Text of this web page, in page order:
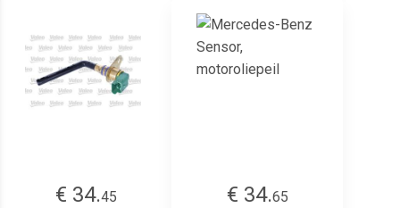
€ 34.45
€ 34.65